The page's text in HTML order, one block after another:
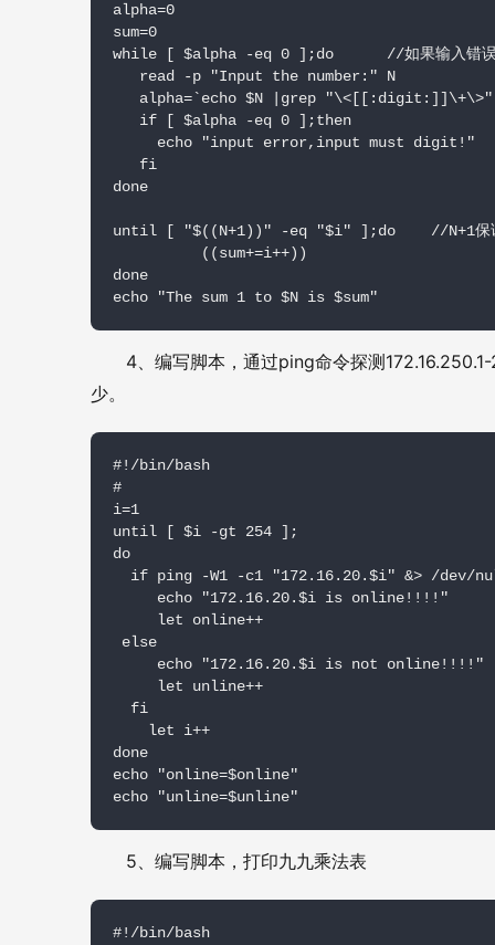
alpha=0
sum=0
while [ $alpha -eq 0 ];do      //如果输入错误
read -p "Input the number:" N
alpha=`echo $N |grep
if [ $alpha -eq 0 ];then
echo "input error,input must digit!"
fi
done
until [ "$((N+1))" -eq "$i" ];do    //N+1保证
((sum+=i++))
done
echo "The sum 1 to $N is $sum"
4 、编写脚本，通过ping命令探测
少。
#!/bin/bash
#
i=1
until [ $i -gt 254 ];
do
if ping -W1 -c1 "172.16.20.$i" &> /dev/
echo "172.16.20.$i is online!!!!"
let online++
else
echo "172.16.20.$i is not online!!!!"
let unline++
fi
let i++
done
echo "online=$online"
echo "unline=$unline"
5 、编写脚本，打印九九乘法表
#!/bin/bash